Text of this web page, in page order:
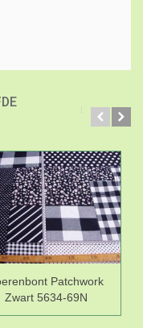
Patchwork
Zwart 5634-69N